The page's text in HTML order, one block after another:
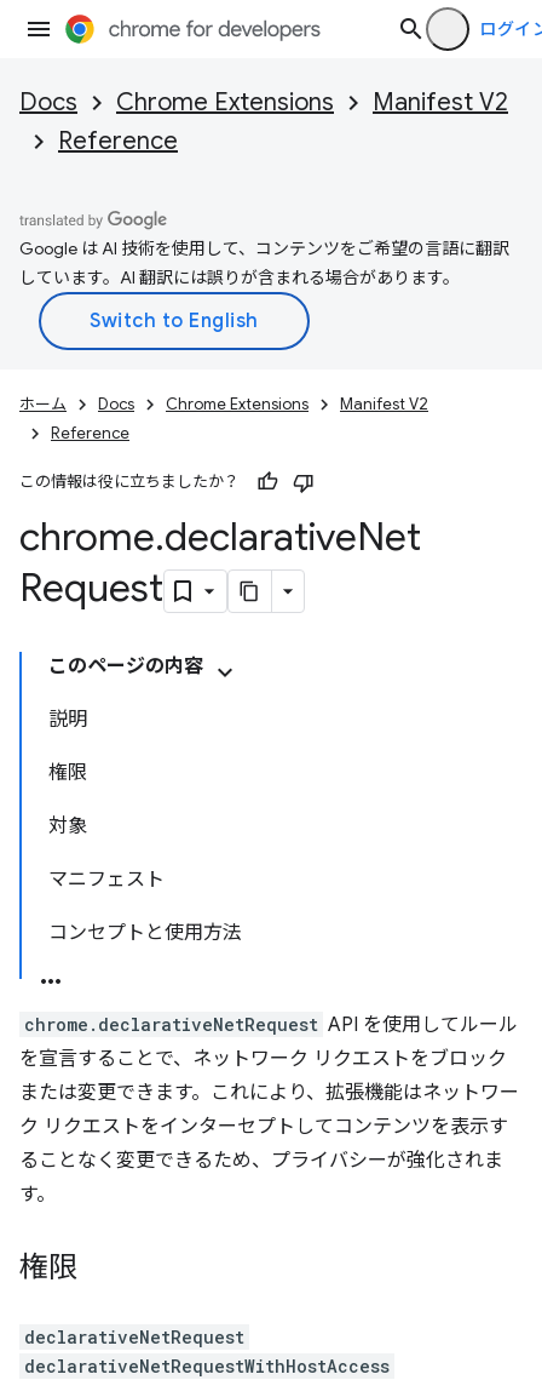
ログイ
Docs Chrome Extensions
Manifest V2
Reference
Google は AI 技術を使用して、コンテンツをご希望の言語に翻訳
しています。AI 翻訳には誤りが含まれる場合があります。
ホーム Docs Chrome Extensions
Manifest V2
Reference
この情報は役に立ちましたか？
chrome.declarativeNet
Request
このページの内容
説明
権限
対象
マニフェスト
コンセプトと使用方法
chrome.declarativeNetRequest API を使用してルール
を宣言することで、ネットワーク リクエストをブロック
または変更できます。これにより、拡張機能はネットワー
ク リクエストをインターセプトしてコンテンツを表示す
ることなく変更できるため、プライバシーが強化されま
す。
権限
declarativeNetRequest
declarativeNetRequestWithHostAccess